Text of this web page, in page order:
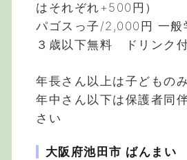
はそれぞれ+500円）
パゴスっ子/2,000円 一
３歳以下無料 ドリンク
年長さん以上は子どもの
年中さん以下は保護者同
さい
大阪府池田市 ばんまい